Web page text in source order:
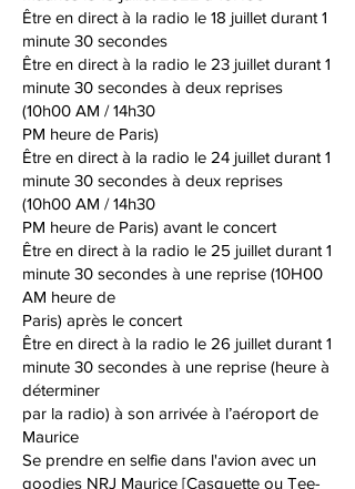
Être en direct à la radio le 18 juillet durant 1
minute 30 secondes
Être en direct à la radio le 23 juillet durant 1
minute 30 secondes à deux reprises
(10h00 AM / 14h30
PM heure de Paris)
Être en direct à la radio le 24 juillet durant 1
minute 30 secondes à deux reprises
(10h00 AM / 14h30
PM heure de Paris) avant le concert
Être en direct à la radio le 25 juillet durant 1
minute 30 secondes à une reprise (10H00
AM heure de
Paris) après le concert
Être en direct à la radio le 26 juillet durant 1
minute 30 secondes à une reprise (heure à
déterminer
par la radio) à son arrivée à l’aéroport de
Maurice
Se prendre en selfie dans l'avion avec un
goodies NRJ Maurice [Casquette ou Tee-